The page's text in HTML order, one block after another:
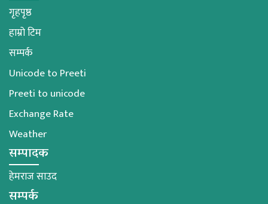
गृहपृष्ठ
हाम्रो टिम
सम्पर्क
Unicode to Preeti
Preeti to unicode
Exchange Rate
Weather
सम्पादक
हेमराज साउद
सम्पर्क